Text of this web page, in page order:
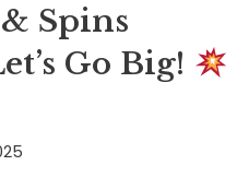
Spins
Go Big!